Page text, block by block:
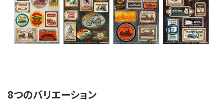
8つのバリエーション